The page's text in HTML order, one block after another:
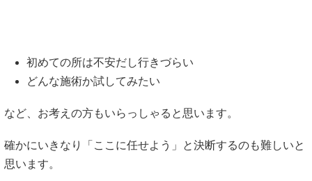
初めての所は不安だし行きづらい
どんな施術か試してみたい
など、お考えの方もいらっしゃると思います。
確かにいきなり「ここに任せよう」と決断するのも難しいと
思います。